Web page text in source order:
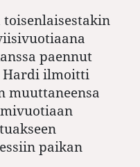
paennut
ilmoitti
muuttaneensa
paikan